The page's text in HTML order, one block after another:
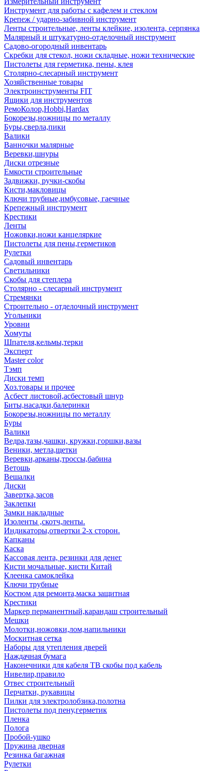
Инструмент для работы с кафелем и стеклом
Крепеж / ударно-забивной инструмент
Ленты строительные, ленты клейкие, изолента, серпянка
Малярный и штукатурно-отделочный инструмент
Садово-огородный инвентарь
Скребки для стекол, ножи складные, ножи технические
Пистолеты для герметика, пены, клея
Столярно-слесарный инструмент
Хозяйственные товары
Электроинструменты FIT
Ящики для инструментов
РемоКолор,Hobbi,Hardax
Бокорезы,ножницы по металлу
Буры,сверла,пики
Валики
Ванночки малярные
Веревки,шнуры
Диски отрезные
Емкости строительные
Задвижки, ручки-скобы
Кисти,макловицы
Ключи трубные,имбусовые, гаечные
Крепежный инструмент
Крестики
Ленты
Ножовки,ножи канцеляркие
Пистолеты для пены,герметиков
Рулетки
Садовый инвентарь
Светильники
Скобы для степлера
Столярно - слесарный инструмент
Стремянки
Строительно - отделочный инструмент
Угольники
Уровни
Хомуты
Шпателя,кельмы,терки
Эксперт
Master color
Тэмп
Диски темп
Хоз.товары и прочее
Асбест листовой,асбестовый шнур
Биты,насадки,балеринки
Бокорезы,ножницы по металлу
Буры
Валики
Ведра,тазы,чашки, кружки,горшки,вазы
Веники, метла,щетки
Веревки,арканы,троссы,бабина
Ветошь
Вешалки
Диски
Завертка,засов
Заклепки
Замки накладные
Изоленты ,скотч,ленты.
Индикаторы,отвертки 2-х сторон.
Капканы
Каска
Кассовая лента, резинки для денег
Кисти мочальные, кисти Китай
Клеенка самоклейка
Ключи трубные
Костюм для ремонта,маска защитная
Крестики
Маркер перманентный,карандаш строительный
Мешки
Молотки,ножовки,лом,напильники
Москитная сетка
Наборы для утепления дверей
Наждачная бумага
Наконечники для кабеля ТВ скобы под кабель
Нивелир,правило
Отвес строительный
Перчатки, рукавицы
Пилки для электролобзика,полотна
Пистолеты под пену,герметик
Пленка
Полога
Пробой-ушко
Пружина дверная
Резинка багажная
Рулетки